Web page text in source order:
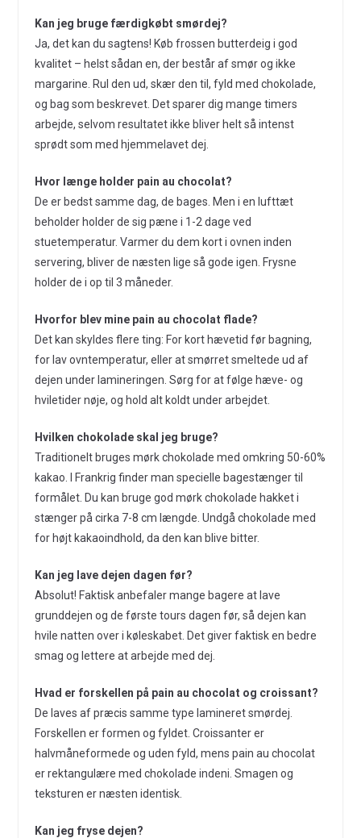
Kan jeg bruge færdigkøbt smørdej?
Ja, det kan du sagtens! Køb frossen butterdeig i god
kvalitet – helst sådan en, der består af smør og ikke
margarine. Rul den ud, skær den til, fyld med chokolade,
og bag som beskrevet. Det sparer dig mange timers
arbejde, selvom resultatet ikke bliver helt så intenst
sprødt som med hjemmelavet dej.
Hvor længe holder pain au chocolat?
De er bedst samme dag, de bages. Men i en lufttæt
beholder holder de sig pæne i 1-2 dage ved
stuetemperatur. Varmer du dem kort i ovnen inden
servering, bliver de næsten lige så gode igen. Frysne
holder de i op til 3 måneder.
Hvorfor blev mine pain au chocolat flade?
Det kan skyldes flere ting: For kort hævetid før bagning,
for lav ovntemperatur, eller at smørret smeltede ud af
dejen under lamineringen. Sørg for at følge hæve- og
hviletider nøje, og hold alt koldt under arbejdet.
Hvilken chokolade skal jeg bruge?
Traditionelt bruges mørk chokolade med omkring 50-60%
kakao. I Frankrig finder man specielle bagestænger til
formålet. Du kan bruge god mørk chokolade hakket i
stænger på cirka 7-8 cm længde. Undgå chokolade med
for højt kakaoindhold, da den kan blive bitter.
Kan jeg lave dejen dagen før?
Absolut! Faktisk anbefaler mange bagere at lave
grunddejen og de første tours dagen før, så dejen kan
hvile natten over i køleskabet. Det giver faktisk en bedre
smag og lettere at arbejde med dej.
Hvad er forskellen på pain au chocolat og croissant?
De laves af præcis samme type lamineret smørdej.
Forskellen er formen og fyldet. Croissanter er
halvmåneformede og uden fyld, mens pain au chocolat
er rektangulære med chokolade indeni. Smagen og
teksturen er næsten identisk.
Kan jeg fryse dejen?